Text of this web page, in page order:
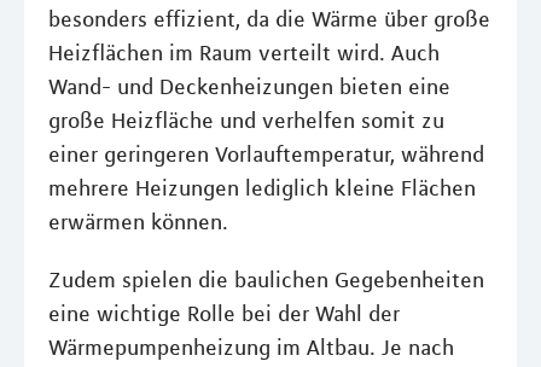
besonders effizient, da die Wärme über große
Heizflächen im Raum verteilt wird. Auch
Wand- und Deckenheizungen bieten eine
große Heizfläche und verhelfen somit zu
einer geringeren Vorlauftemperatur, während
mehrere Heizungen lediglich kleine Flächen
erwärmen können.
Zudem spielen die baulichen Gegebenheiten
eine wichtige Rolle bei der Wahl der
Wärmepumpenheizung im Altbau. Je nach